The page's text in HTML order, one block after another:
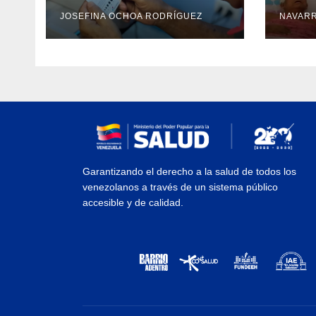
de cataratas en Zulia
JOSEFINA OCHOA RODRÍGUEZ
con
Garantizando el derecho a la salud de todos los
venezolanos a través de un sistema público
accesible y de calidad.